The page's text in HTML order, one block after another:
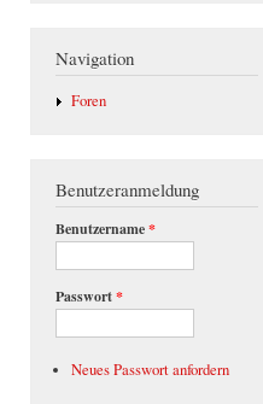
Navigation
Foren
Benutzeranmeldung
Benutzername*
Passwort*
Neues Passwort anfordern